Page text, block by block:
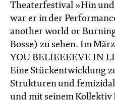
Theaterfestival »Hin und
war er in der
another world or
Bosse) zu sehen. Im
YOU BELIEEEEVE IN
Eine Stückentwicklung
Strukturen und
und mit seinem Kollektiv